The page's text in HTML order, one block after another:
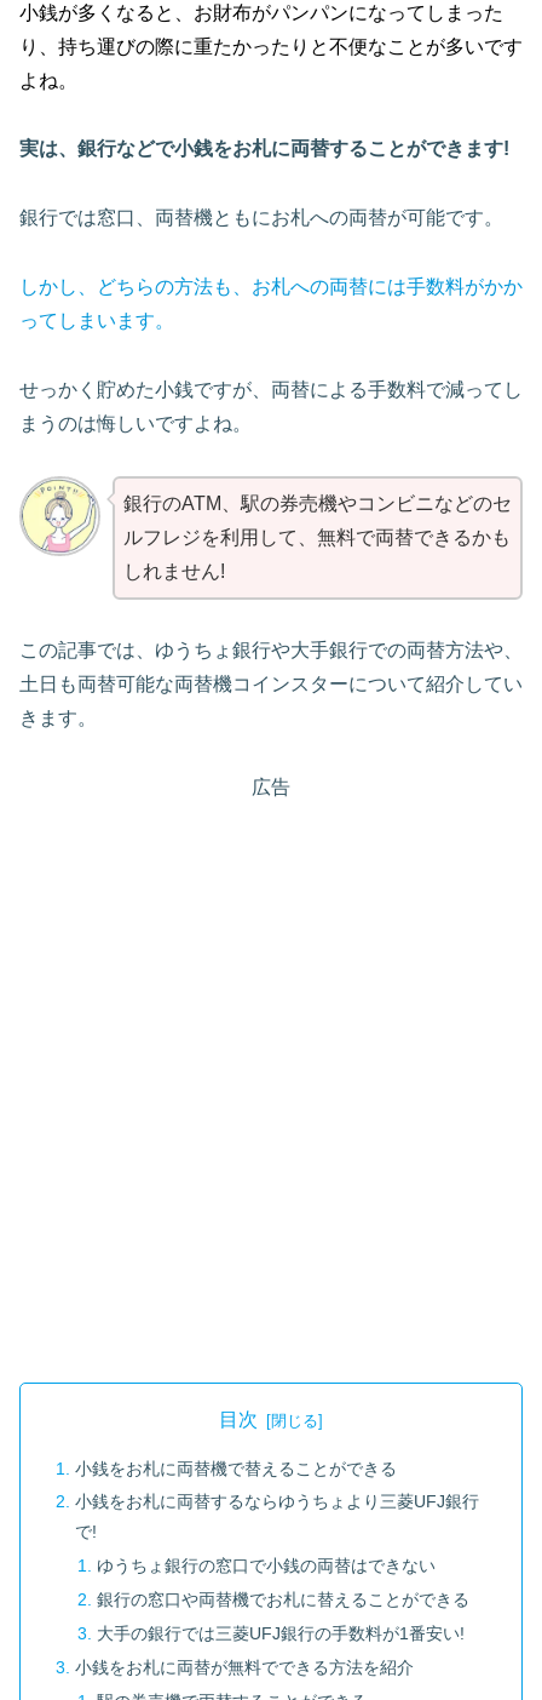
小銭が多くなると、お財布がパンパンになってしまった
り、持ち運びの際に重たかったりと不便なことが多いです
よね。
実は、銀行などで小銭をお札に両替することができます!
銀行では窓口、両替機ともにお札への両替が可能です。
しかし、どちらの方法も、お札への両替には手数料がかか
ってしまいます。
せっかく貯めた小銭ですが、両替による手数料で減ってし
まうのは悔しいですよね。
銀行のATM、駅の券売機やコンビニなどのセ
ルフレジを利用して、無料で両替できるかも
しれません!
この記事では、ゆうちょ銀行や大手銀行での両替方法や、
土日も両替可能な両替機コインスターについて紹介してい
きます。
広告
目次
小銭をお札に両替機で替えることができる
小銭をお札に両替するならゆうちょより三菱UFJ銀行
で!
ゆうちょ銀行の窓口で小銭の両替はできない
銀行の窓口や両替機でお札に替えることができる
大手の銀行では三菱UFJ銀行の手数料が1番安い!
小銭をお札に両替が無料でできる方法を紹介